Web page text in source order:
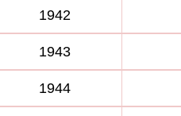
1942
1943
1944